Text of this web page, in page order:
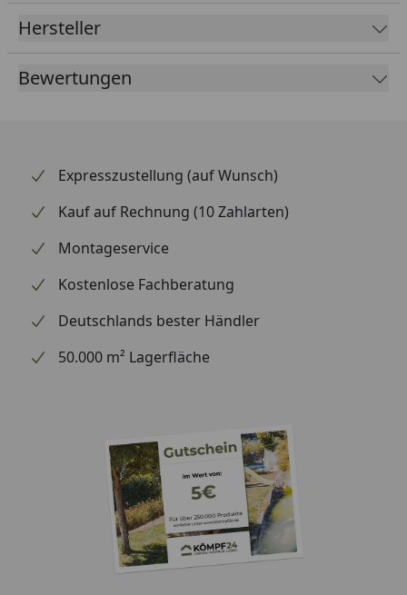
handwerklichem Geschick und passendem Werkzeug
problemlos. Achte beim Antrieb stets darauf,
verschlissene Komponenten gemeinsam zu tauschen.
Hersteller
Bewertungen
Expresszustellung (auf Wunsch)
Kauf auf Rechnung (10 Zahlarten)
Montageservice
Kostenlose Fachberatung
Deutschlands bester Händler
50.000 m² Lagerfläche